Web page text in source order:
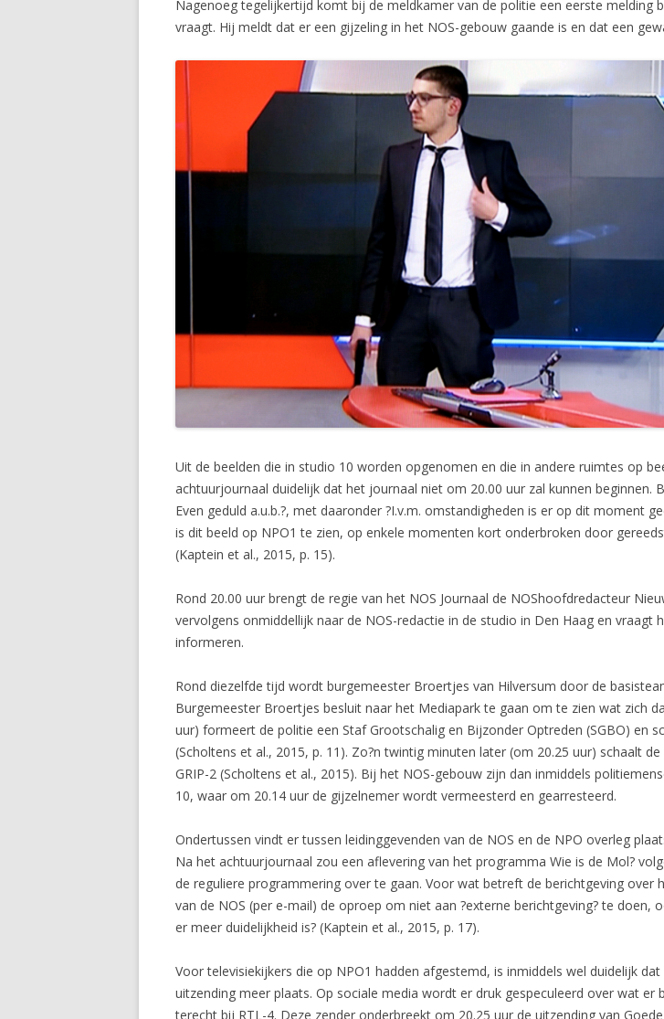
Nagenoeg tegelijkertijd komt bij de meldkamer van de politie een eerste melding
vraagt. Hij meldt dat er een gijzeling in het NOS-gebouw gaande is en dat een
Uit de beelden die in studio 10 worden opgenomen en die in andere ruimtes op
achtuurjournaal duidelijk dat het journaal niet om 20.00 uur zal kunnen
Even geduld a.u.b.?, met daaronder ?I.v.m. omstandigheden is er op dit moment
is dit beeld op NPO1 te zien, op enkele momenten kort onderbroken door
(Kaptein et al., 2015, p. 15).
Rond 20.00 uur brengt de regie van het NOS Journaal de NOShoofdredacteur
vervolgens onmiddellijk naar de NOS-redactie in de studio in Den Haag en
informeren.
Rond diezelfde tijd wordt burgemeester Broertjes van Hilversum door de
Burgemeester Broertjes besluit naar het Mediapark te gaan om te zien wat zich
uur) formeert de politie een Staf Grootschalig en Bijzonder Optreden (SGBO) en
(Scholtens et al., 2015, p. 11). Zo?n twintig minuten later (om 20.25 uur) schaalt
GRIP-2 (Scholtens et al., 2015). Bij het NOS-gebouw zijn dan inmiddels
10, waar om 20.14 uur de gijzelnemer wordt vermeesterd en gearresteerd.
Ondertussen vindt er tussen leidinggevenden van de NOS en de NPO overleg
Na het achtuurjournaal zou een aflevering van het programma Wie is de Mol?
de reguliere programmering over te gaan. Voor wat betreft de berichtgeving
van de NOS (per e-mail) de oproep om niet aan ?externe berichtgeving? te
er meer duidelijkheid is? (Kaptein et al., 2015, p. 17).
Voor televisiekijkers die op NPO1 hadden afgestemd, is inmiddels wel duidelijk
uitzending meer plaats. Op sociale media wordt er druk gespeculeerd over wat
terecht bij RTL-4. Deze zender onderbreekt om 20.25 uur de uitzending van